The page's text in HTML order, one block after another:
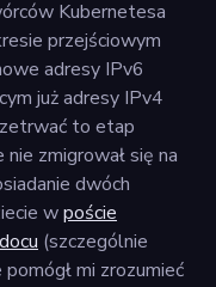
Kubernetesa
przejściowym
adresy IPv6
już adresy IPv4
to etap
zmigrował się na
dwóch
wpoście
(szczególnie
mi zrozumieć